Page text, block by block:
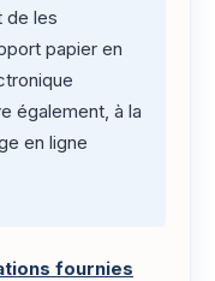
de les
papier en
également, à la
en ligne
fournies